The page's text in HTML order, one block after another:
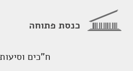
כנסת פתוחה
ח"כים וסיעות